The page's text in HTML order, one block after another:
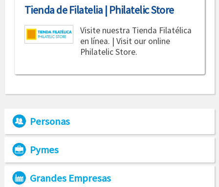
Tienda de Filatelia | Philatelic Store
Visite nuestra Tienda Filatélica
en línea. | Visit our online
Philatelic Store.
Personas
Pymes
Grandes Empresas